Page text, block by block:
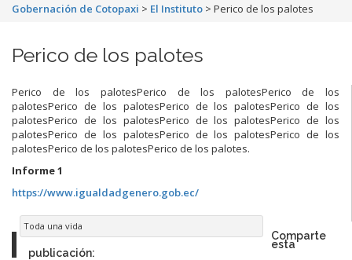
Gobernación de Cotopaxi > El Instituto > Perico de los palotes
Perico de los palotes
Perico de los palotesPerico de los palotesPerico de los
palotesPerico de los palotesPerico de los palotesPerico de los
palotesPerico de los palotesPerico de los palotesPerico de los
palotesPerico de los palotesPerico de los palotesPerico de los
palotesPerico de los palotesPerico de los palotes.
Informe 1
https://www.igualdadgenero.gob.ec/
Toda una vida
Comparte
esta
publicación: